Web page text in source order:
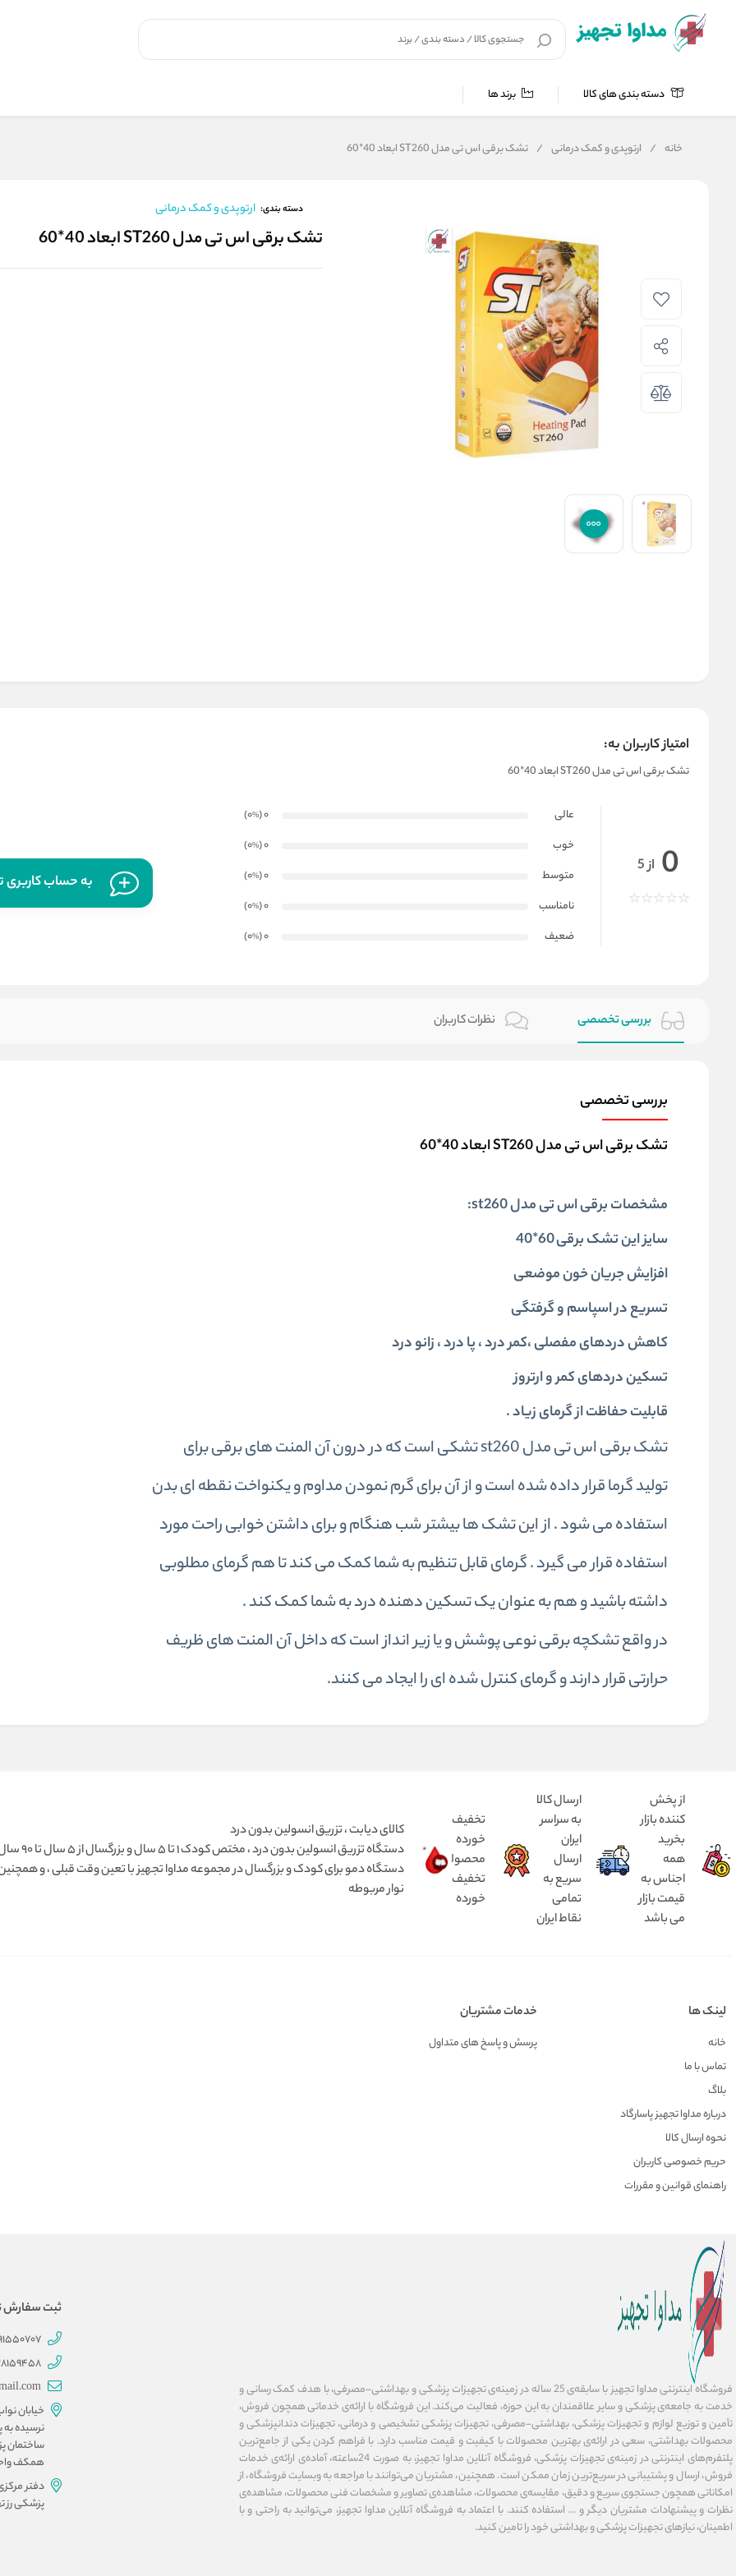
دسته بندی های کالا برند ها
خانه / ارتوپدی و کمک درمانی / تشک برقی اس تی مدل ST260 ابعاد 40*60
دسته بندی: ارتوپدی و کمک درمانی
تشک برقی اس تی مدل ST260 ابعاد 40*60
امتیاز کاربران به:
تشک برقی اس تی مدل ST260 ابعاد 40*60
0 از 5
عالی 0
(0
%
)
خوب
0
(0
%
)
متوسط
0
(0
%
)
نامناسب
0
(0
%
)
ضعیف
0
(0
%
)
به حساب کاربری
بررسی تخصصی نظرات کاربران
بررسی تخصصی
تشک برقی اس تی مدل ST260 ابعاد 40*60
مشخصات برقی اس تی مدل st260:
سایز این تشک برقی 60*40
افزایش جریان خون موضعی
تسریع در اسپاسم و گرفتگی
کاهش دردهای مفصلی ،کمر درد ، پا درد ، زانو درد
تسکین دردهای کمر و ارتروز
قابلیت حفاظت از گرمای زیاد .
تشک برقی اس تی مدل st260 تشکی است که در درون آن المنت های برقی برای
تولید گرما قرار داده شده است و از آن برای گرم نمودن مداوم و یکنواخت نقطه ای بدن
استفاده می شود . از این تشک ها بیشتر شب هنگام و برای داشتن خوابی راحت مورد
استفاده قرار می گیرد . گرمای قابل تنظیم به شما کمک می کند تا هم گرمای مطلوبی
داشته باشید و هم به عنوان یک تسکین دهنده درد به شما کمک کند .
در واقع تشکچه برقی نوعی پوشش و یا زیر انداز است که داخل آن المنت های ظریف
حرارتی قرار دارند و گرمای کنترل شده ای را ایجاد می کنند.
از پخش
کننده بازار
بخرید
همه
اجناس به
قیمت بازار
می باشد
ارسال کالا
به سراسر
ایران
ارسال
سریع به
تمامی
نقاط ایران
تخفیف
خورده
محصولات
تخفیف
خورده
کالای دیابت ، تزریق انسولین بدون درد
دستگاه
دستگاه دمو برای کودک و بزرگسال در مجموعه مداوا تجهیز با تعین وقت قبلی ، و
نوار مربوطه
لینک ها
خانه
تماس با ما
بلاگ
درباره مداوا تجهیز پاسارگاد
نحوه ارسال کالا
حریم خصوصی کاربران
راهنمای قوانین و مقررات
خدمات مشتریان
پرسش و پاسخ های متداول
فروشگاه اینترنتی مداوا تجهیز با سابقه‌ی 25 ساله در زمینه‌ی تجهیزات پزشکی و بهداشتی-مصرفی، با هدف کمک رسانی و
خدمت به جامعه‌ی پزشکی و سایر علاقمندان به این حوزه، فعالیت می‌کند. این فروشگاه با ارائه‌ی خدماتی همچون فروش،
تأمین و توزیع لوازم و تجهیزات پزشکی، بهداشتی-مصرفی، تجهیزات پزشکی تشخیصی و درمانی، تجهیزات دندانپزشکی و
محصولات بهداشتی، سعی در ارائه‌ی بهترین محصولات با کیفیت و قیمت مناسب دارد. با فراهم کردن یکی از جامع‌ترین
پلتفرم‌های اینترنتی در زمینه‌ی تجهیزات پزشکی، فروشگاه آنلاین مداوا تجهیز، به صورت 24ساعته، آماده‌ی ارائه‌ی خدمات
فروش، ارسال و پشتیبانی در سریع‌ترین زمان ممکن است. همچنین، مشتریان می‌توانند با مراجعه به وبسایت فروشگاه، از
امکاناتی همچون جستجوی سریع و دقیق، مقایسه‌ی محصولات، مشاهده‌ی تصاویر و مشخصات فنی محصولات، مشاهده‌ی
نظرات و پیشنهادات مشتریان دیگر و ... استفاده کنند. با اعتماد به فروشگاه آنلاین مداوا تجهیز، می‌توانید به راحتی و با
اطمینان، نیازهای تجهیزات پزشکی و بهداشتی خود را تامین کنید.
ثبت سفارش تلفنی
خیابان
نرسیده
ساختمان
همکف واحد ۱۰
دفتر
پزشکی رز